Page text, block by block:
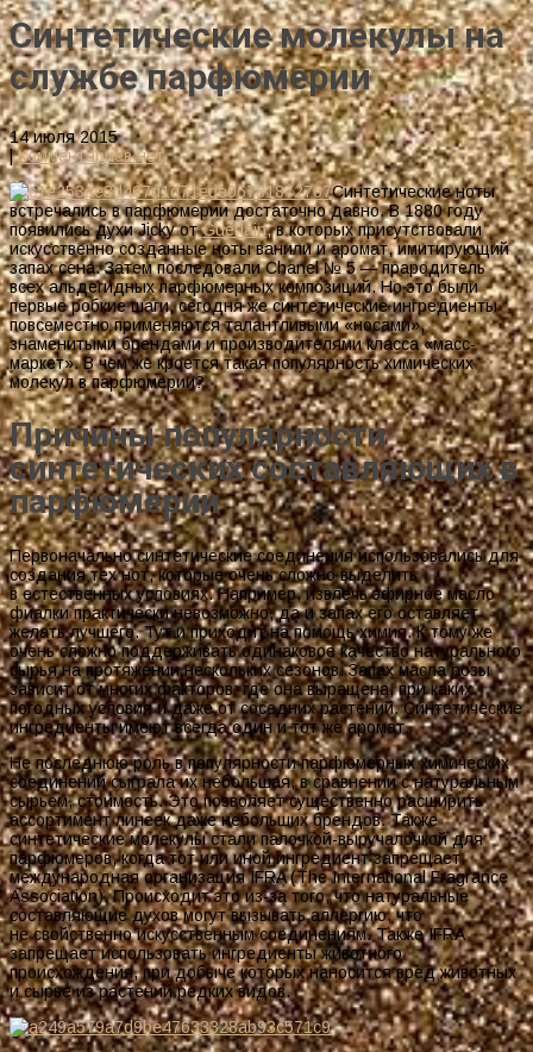
Синтетические молекулы на
службе парфюмерии
14 июля 2015
|Комментариев нет
Синтетические ноты
встречались в парфюмерии достаточно давно. В 1880 году
появились духи Jicky отGuerlain,в которых присутствовали
искусственно созданные ноты ванили и аромат, имитирующий
запах сена. Затем последовали Chanel № 5 — прародитель
всех альдегидных парфюмерных композиций. Но это были
первые робкие шаги, сегодня же синтетические ингредиенты
повсеместно применяются талантливыми «носами»,
знаменитыми брендами и производителями класса «масс-
маркет». В чем же кроется такая популярность химических
молекул в парфюмерии?
Причины популярности
синтетических составляющих в
парфюмерии
Первоначально синтетические соединения использовались для
создания тех нот, которые очень сложно выделить
в естественных условиях. Например, извлечь эфирное масло
фиалки практически невозможно, да и запах его оставляет
желать лучшего. Тут и приходит на помощь химия. К тому же
очень сложно поддерживать одинаковое качество натурального
сырья на протяжении нескольких сезонов. Запах масла розы
зависит от многих факторов: где она выращена, при каких
погодных условия и даже от соседних растений. Синтетические
ингредиенты имеют всегда один и тот же аромат.
Не последнюю роль в популярности парфюмерных химических
соединений сыграла их небольшая, в сравнении с натуральным
сырьем, стоимость. Это позволяет существенно расширить
ассортимент линеек даже небольших брендов. Также
синтетические молекулы стали палочкой-выручалочкой для
парфюмеров, когда тот или иной ингредиент запрещает
международная организация IFRA (The International Fragrance
Association). Происходит это из-за того, что натуральные
составляющие духов могут вызывать аллергию, что
не свойственно искусственным соединениям. Также IFRA
запрещает использовать ингредиенты животного
происхождения, при добыче которых наносится вред животных
и сырье из растений редких видов.